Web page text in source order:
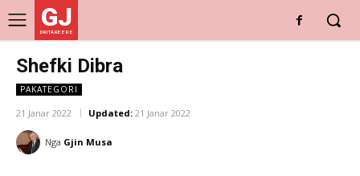
GJ
DRITARE E RE
Shefki Dibra
PAKATEGORI
21 Janar 2022 Updated: 21 Janar 2022
Nga Gjin Musa